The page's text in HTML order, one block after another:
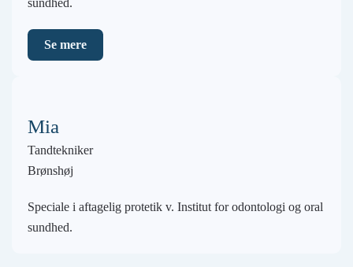
Se mere
Mia
Tandtekniker
Brønshøj
Speciale i aftagelig protetik v. Institut for odontologi og oral
sundhed.